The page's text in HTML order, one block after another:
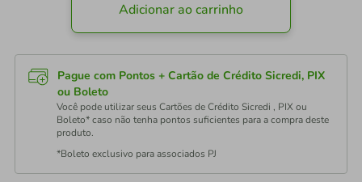
Adicionar ao carrinho
Pague com Pontos + Cartão de Crédito Sicredi, PIX
ou Boleto
Você pode utilizar seus Cartões de Crédito Sicredi , PIX ou
Boleto* caso não tenha pontos suficientes para a compra deste
produto.
*Boleto exclusivo para associados PJ